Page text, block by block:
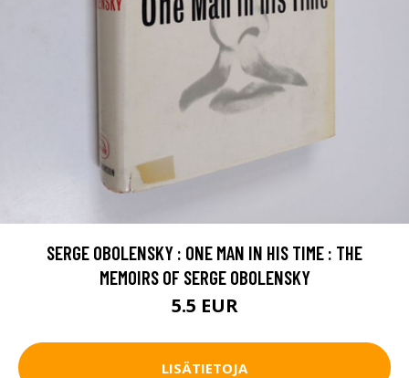
SERGE OBOLENSKY : ONE MAN IN HIS TIME : THE
MEMOIRS OF SERGE OBOLENSKY
5.5 EUR
LISÄTIETOJA